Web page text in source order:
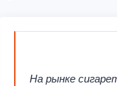
На рынке